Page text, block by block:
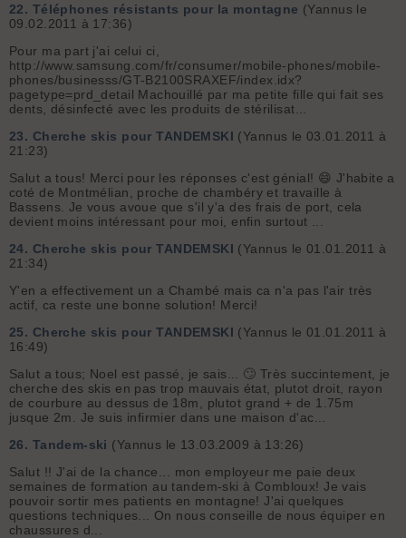
22. Téléphones résistants pour la montagne (Yannus le
09.02.2011 à 17:36)
Pour ma part j'ai celui ci,
http://www.samsung.com/fr/consumer/mobile-phones/mobile-
phones/businesss/GT-B2100SRAXEF/index.idx?
pagetype=prd_detail Machouillé par ma petite fille qui fait ses
dents, désinfecté avec les produits de stérilisat...
23. Cherche skis pour TANDEMSKI (Yannus le 03.01.2011 à
21:23)
Salut a tous! Merci pour les réponses c'est génial! 😄 J'habite a
coté de Montmélian, proche de chambéry et travaille à
Bassens. Je vous avoue que s'il y'a des frais de port, cela
devient moins intéressant pour moi, enfin surtout ...
24. Cherche skis pour TANDEMSKI (Yannus le 01.01.2011 à
21:34)
Y'en a effectivement un a Chambé mais ca n'a pas l'air très
actif, ca reste une bonne solution! Merci!
25. Cherche skis pour TANDEMSKI (Yannus le 01.01.2011 à
16:49)
Salut a tous; Noel est passé, je sais... 🙄 Très succintement, je
cherche des skis en pas trop mauvais état, plutot droit, rayon
de courbure au dessus de 18m, plutot grand + de 1.75m
jusque 2m. Je suis infirmier dans une maison d'ac...
26. Tandem-ski (Yannus le 13.03.2009 à 13:26)
Salut !! J'ai de la chance... mon employeur me paie deux
semaines de formation au tandem-ski à Combloux! Je vais
pouvoir sortir mes patients en montagne! J'ai quelques
questions techniques... On nous conseille de nous équiper en
chaussures d...